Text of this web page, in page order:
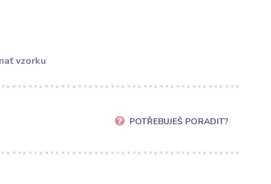
vzorku
POTŘEBUJEŠ PORADIT?